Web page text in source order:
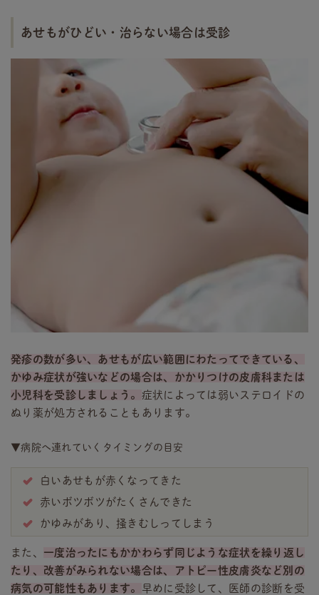
あせもがひどい・治らない場合は受診
発疹の数が多い、あせもが広い範囲にわたってできている、
かゆみ症状が強いなどの場合は、かかりつけの皮膚科または
小児科を受診しましょう。 症状によっては弱いステロイドの
ぬり薬が処方されることもあります。
▼病院へ連れていくタイミングの目安
白いあせもが赤くなってきた
赤いボツボツがたくさんできた
かゆみがあり、掻きむしってしまう
また、 一度治ったにもかかわらず同じような症状を繰り返し
たり、改善がみられない場合は、アトピー性皮膚炎など別の
病気の可能性もあります。 早めに受診して、医師の診断を受